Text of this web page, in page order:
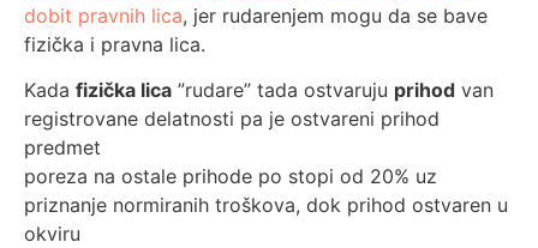
dobit pravnih lica, jer rudarenjem mogu da se bave
fizička i pravna lica.
Kada fizička lica ”rudare” tada ostvaruju prihod van
registrovane delatnosti pa je ostvareni prihod
predmet
poreza na ostale prihode po stopi od 20% uz
priznanje normiranih troškova, dok prihod ostvaren u
okviru